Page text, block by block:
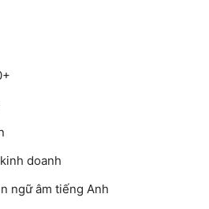
doanh
ngữ âm tiếng Anh